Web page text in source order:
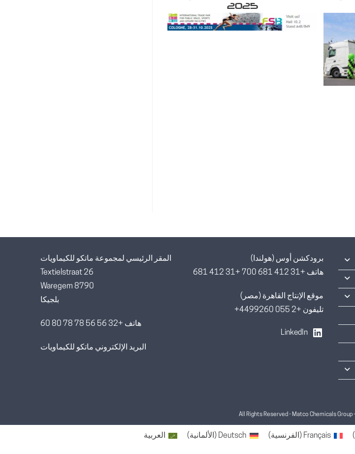
2025
المقر الرئيسي لمجموعة ماتكو للكيماويات
Textielstraat 26
8790 Waregem
بلجيكا
هاتف +32 56 56 78 78 80 60
البريد الإلكتروني ماتكو للكيماويات
برودكشن أوس (هولندا)
هاتف +31 412 681 700 +31 412 681
موقع الإنتاج القاهرة (مصر)
تليفون +2 055 4499260+
LinkedIn
)
Français
( الفرنسية)
Deutsch
( الألمانية) العربية